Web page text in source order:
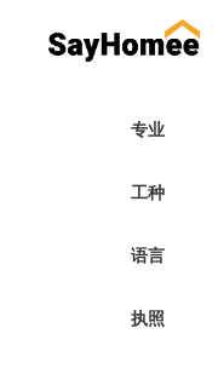
专业
工种
语言
执照